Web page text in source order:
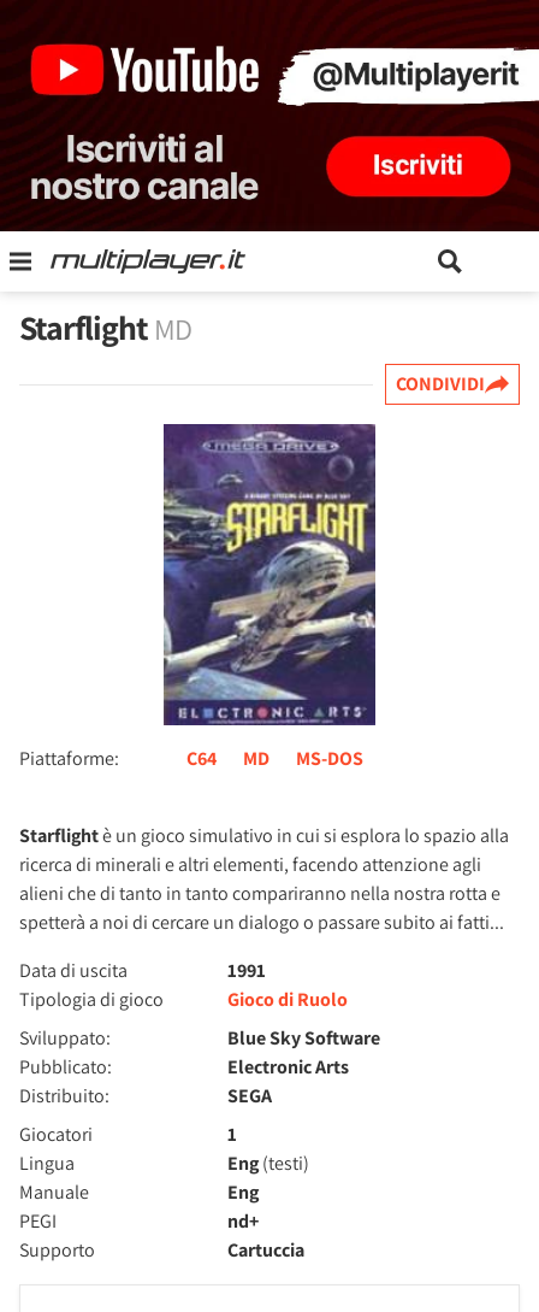
Starflight MD
CONDIVIDI
Piattaforme: C64 MD MS-DOS
Starflightè un gioco simulativo in cui si esplora lo spazio alla
ricerca di minerali e altri elementi, facendo attenzione agli
alieni che di tanto in tanto compariranno nella nostra rotta e
spetterà a noi di cercare un dialogo o passare subito ai fatti...
Data di uscita
1991
Tipologia di gioco
Gioco di Ruolo
Sviluppato:
Blue Sky Software
Pubblicato:
Electronic Arts
Distribuito:
SEGA
Giocatori
1
Lingua
Eng(testi)
Manuale
Eng
PEGI
nd+
Supporto
Cartuccia